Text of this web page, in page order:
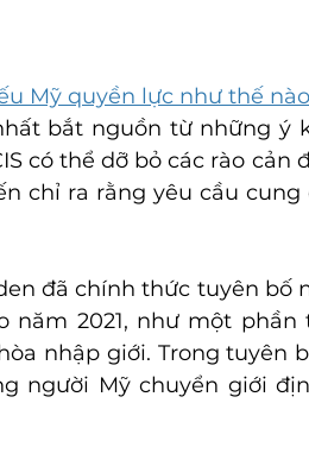
Mỹ quyền lực như thế
bắt nguồn từ những ý
có thể dỡ bỏ các rào
chỉ ra rằng yêu cầu
đã chính thức tuyên bố
năm 2021, như một
nhập giới. Trong tuyên
người Mỹ chuyển giới